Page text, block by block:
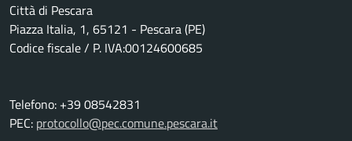
Città di Pescara
Piazza Italia, 1, 65121 - Pescara (PE)
Codice fiscale / P. IVA:00124600685
Telefono: +39 08542831
PEC: protocollo@pec.comune.pescara.it